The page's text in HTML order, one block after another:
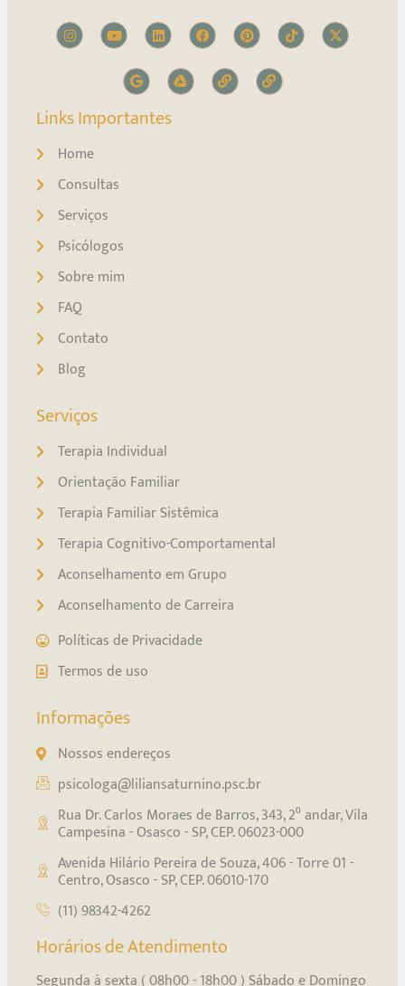
Links Importantes
Home
Consultas
Serviços
Psicólogos
Sobre mim
FAQ
Contato
Blog
Serviços
Terapia Individual
Orientação Familiar
Terapia Familiar Sistêmica
Terapia Cognitivo-Comportamental
Aconselhamento em Grupo
Aconselhamento de Carreira
Políticas de Privacidade
Termos de uso
Informações
Nossos endereços
psicologa@liliansaturnino.psc.br
Rua Dr. Carlos Moraes de Barros, 343, 2⁰ andar, Vila
Campesina - Osasco - SP, CEP. 06023-000
Avenida Hilário Pereira de Souza, 406 - Torre 01 -
Centro, Osasco - SP, CEP. 06010-170
(11) 98342-4262
Horários de Atendimento